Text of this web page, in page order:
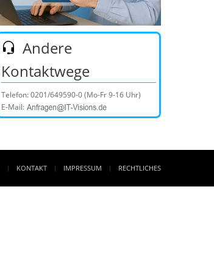
Andere
Kontaktwege
Telefon:0201/649590-0(Mo-Fr 9-16 Uhr)
E-Mail:
KONTAKT IMPRESSUM RECHTLICHES